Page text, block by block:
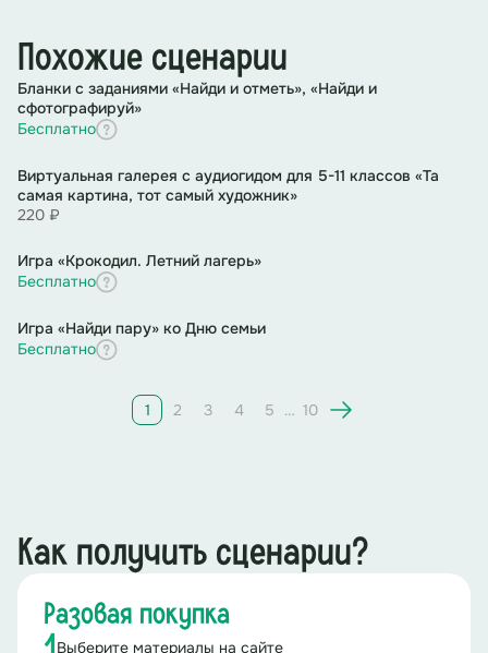
Похожие сценарии
Бланки с заданиями «Найди и отметь», «Найди и
сфотографируй»
Бесплатно
Виртуальная галерея с аудиогидом для 5-11 классов «Та
самая картина, тот самый художник»
220 ₽
Игра «Крокодил. Летний лагерь»
Бесплатно
Игра «Найди пару» ко Дню семьи
Бесплатно
1 2 3 4 5 … 10
Как получить сценарии?
Разовая покупка
Выберите материалы на сайте